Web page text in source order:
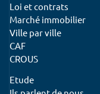
Loi et contrats
Marché immobilier
Ville par ville
CAF
CROUS
Etude